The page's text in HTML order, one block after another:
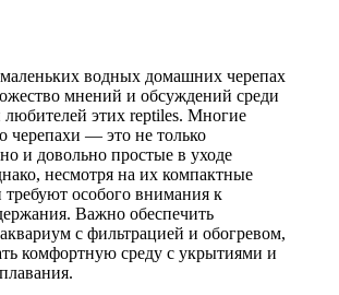
водных домашних черепах
мнений и обсуждений среди
любителей этих reptiles. Многие
черепахи — это не только
и довольно простые в уходе
несмотря на их компактные
особого внимания к
Важно обеспечить
с фильтрацией и обогревом,
комфортную среду с укрытиями и